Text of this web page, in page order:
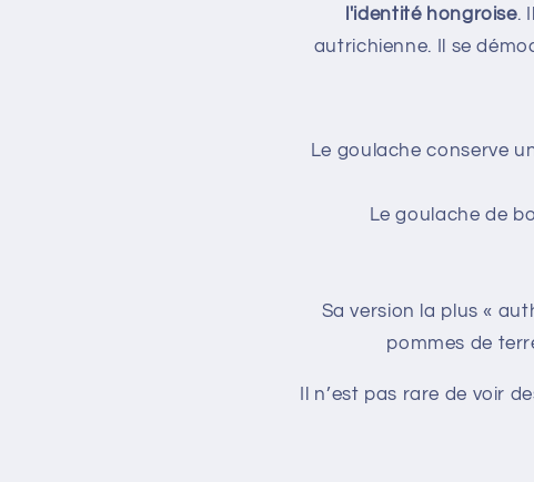
l'identité hongroise.
autrichienne. Il se
Le goulache conserve
Le goulache de
Sa version la plus «
pommes de
Il n’est pas rare de voir